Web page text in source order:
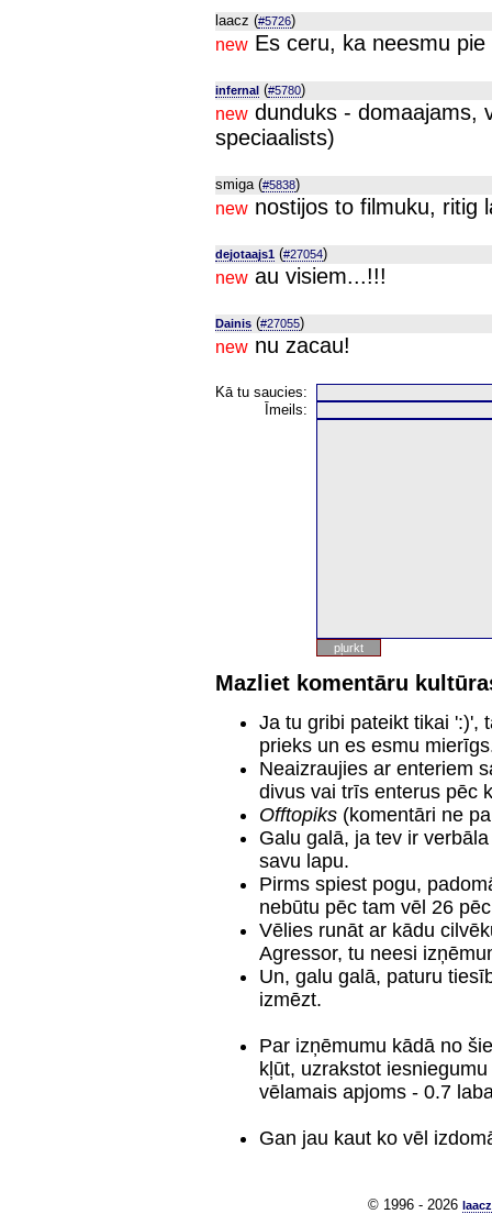
laacz (#5726)
new Es ceru, ka neesmu pie
infernal (#5780)
new dunduks - domaajams,
speciaalists)
smiga (#5838)
new nostijos to filmuku, ritig
dejotaajs1 (#27054)
new au visiem...!!!
Dainis (#27055)
new nu zacau!
Kā tu saucies:
Īmeils:
Mazliet komentāru
Ja tu gribi pateikt tikai ':)',
prieks un es esmu
Neaizraujies ar enteriem
divus vai trīs enterus pēc
Offtopiks (komentāri ne
Galu galā, ja tev ir
savu lapu.
Pirms spiest pogu,
nebūtu pēc tam vēl 26
Vēlies runāt ar kādu
Agressor, tu neesi
Un, galu galā, paturu
izmēzt.
Par izņēmumu kādā no
kļūt, uzrakstot
vēlamais apjoms - 0.7
Gan jau kaut ko vēl
© 1996 - 2026 laacz